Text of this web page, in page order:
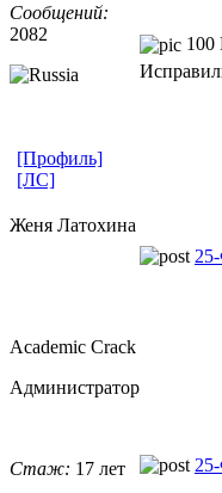
Сообщений:
2082
100
[Профиль]
[ЛС]
Женя Латохина
Academic Crack
Администратор
Стаж: 17 лет